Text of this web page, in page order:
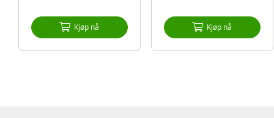
Kjøp nå Kjøp nå